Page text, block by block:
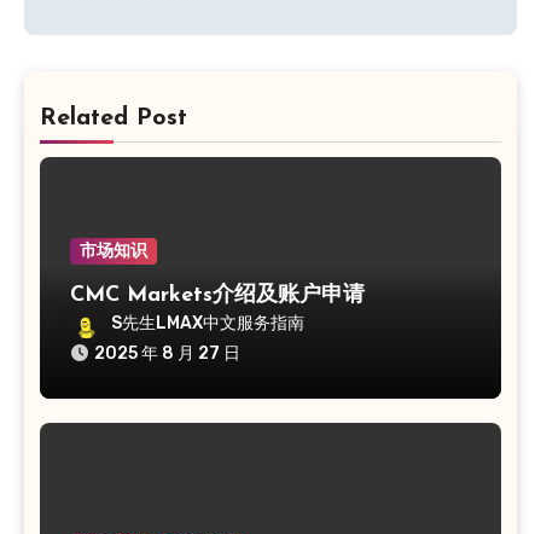
航
Related Post
市场知识
CMC Markets介绍及账户申请
S先生LMAX中文服务指南
2025 年 8 月 27 日